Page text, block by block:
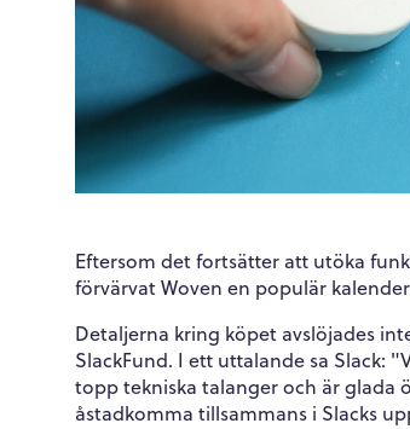
Eftersom det fortsätter att utöka
förvärvat Woven en populär
Detaljerna kring köpet avslöjades
SlackFund. I ett uttalande sa Slack:
topp tekniska talanger och är glada
åstadkomma tillsammans i Slacks